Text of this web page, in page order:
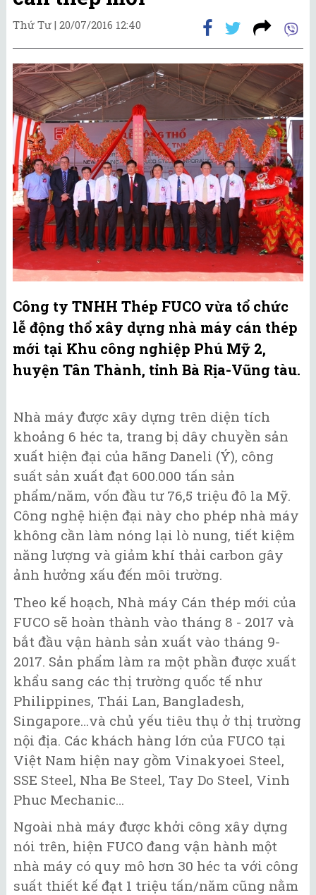
Thứ Tư | 20/07/2016 12:40
Công ty TNHH Thép FUCO vừa tổ chức
lễ động thổ xây dựng nhà máy cán thép
mới tại Khu công nghiệp Phú Mỹ 2,
huyện Tân Thành, tỉnh Bà Rịa-Vũng tàu.
Nhà máy được xây dựng trên diện tích
khoảng 6 héc ta, trang bị dây chuyền sản
xuất hiện đại của hãng Daneli (Ý), công
suất sản xuất đạt 600.000 tấn sản
phẩm/năm, vốn đầu tư 76,5 triệu đô la Mỹ.
Công nghệ hiện đại này cho phép nhà máy
không cần làm nóng lại lò nung, tiết kiệm
năng lượng và giảm khí thải carbon gây
ảnh hưởng xấu đến môi trường.
Theo kế hoạch, Nhà máy Cán thép mới của
FUCO sẽ hoàn thành vào tháng 8 - 2017 và
bắt đầu vận hành sản xuất vào tháng 9-
2017. Sản phẩm làm ra một phần được xuất
khẩu sang các thị trường quốc tế như
Philippines, Thái Lan, Bangladesh,
Singapore…và chủ yếu tiêu thụ ở thị trường
nội địa. Các khách hàng lớn của FUCO tại
Việt Nam hiện nay gồm Vinakyoei Steel,
SSE Steel, Nha Be Steel, Tay Do Steel, Vinh
Phuc Mechanic…
Ngoài nhà máy được khởi công xây dựng
nói trên, hiện FUCO đang vận hành một
nhà máy có quy mô hơn 30 héc ta với công
suất thiết kế đạt 1 triệu tấn/năm cũng nằm